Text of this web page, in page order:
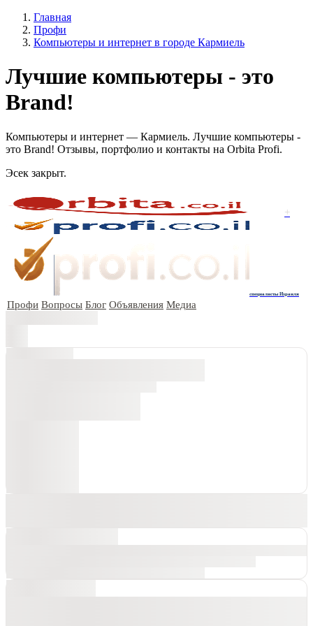
Главная
Профи
Компьютеры и интернет в городе Кармиель
Лучшие компьютеры - это
Brand!
Компьютеры и интернет — Кармиель. Лучшие компьютеры -
это Brand! Отзывы, портфолио и контакты на Orbita Profi.
Эсек закрыт.
+
специалисты Израиля
Профи Вопросы Блог Объявления Медиа